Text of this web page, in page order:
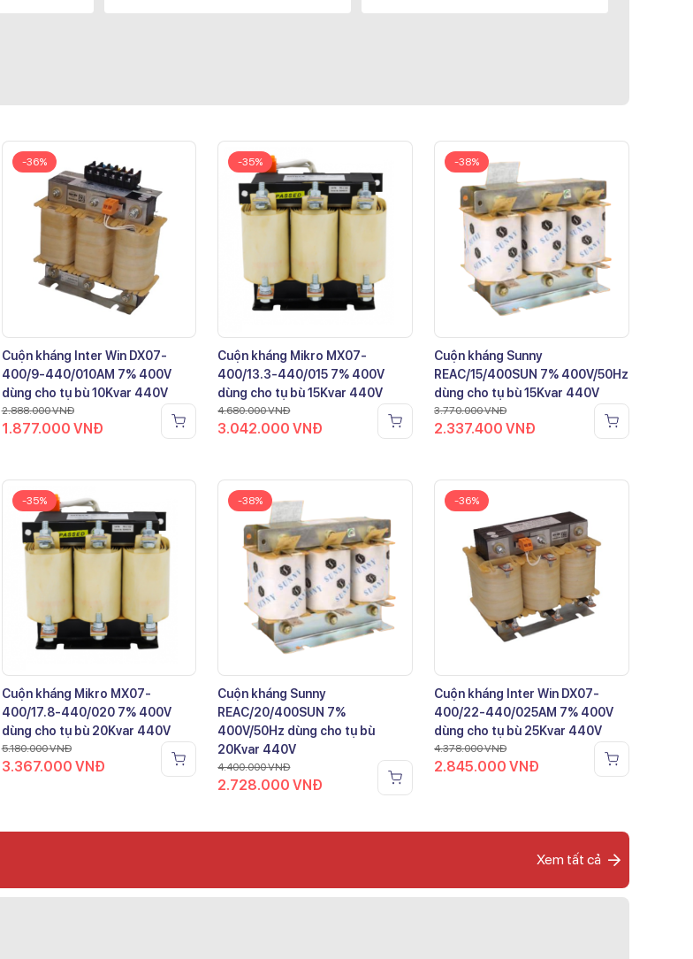
-36%
Cuộn kháng Inter Win DX07-
400/9-440/010AM 7% 400V
dùng cho tụ bù 10Kvar 440V
2.888.000VNĐ
1.877.000 VNĐ
-35%
Cuộn kháng Mikro MX07-
400/13.3-440/015 7% 400V
dùng cho tụ bù 15Kvar 440V
4.680.000VNĐ
3.042.000VNĐ
-38%
Cuộn kháng Sunny
REAC/15/400SUN 7% 400V/50Hz
dùng cho tụ bù 15Kvar 440V
3.770.000VNĐ
2.337.400VNĐ
-35%
Cuộn kháng Mikro MX07-
400/17.8-440/020 7% 400V
dùng cho tụ bù 20Kvar 440V
5.180.000VNĐ
3.367.000 VNĐ
-38%
Cuộn kháng Sunny
REAC/20/400SUN 7%
400V/50Hz dùng cho tụ bù
20Kvar 440V
4.400.000VNĐ
2.728.000VNĐ
-36%
Cuộn kháng Inter Win DX07-
400/22-440/025AM 7% 400V
dùng cho tụ bù 25Kvar 440V
4.378.000VNĐ
2.845.000VNĐ
Xem tất cả